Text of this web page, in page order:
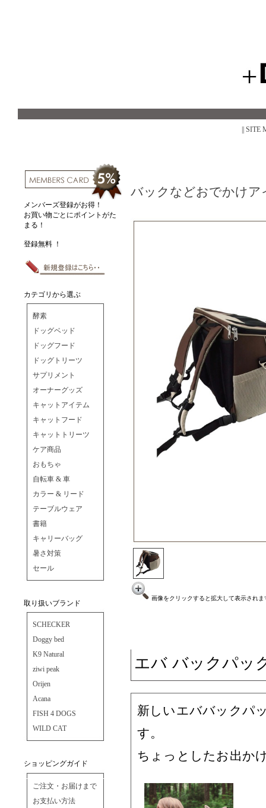
|| SITE
メンバーズ登録がお得！
お買い物ごとにポイントがた
まる！
登録無料 ！
カテゴリから選ぶ
酵素
ドッグベッド
ドッグフード
ドッグトリーツ
サプリメント
オーナーグッズ
キャットアイテム
キャットフード
キャットトリーツ
ケア商品
おもちゃ
自転車 & 車
カラー & リード
テーブルウェア
書籍
キャリーバッグ
暑さ対策
セール
取り扱いブランド
SCHECKER
Doggy bed
K9 Natural
ziwi peak
Orijen
Acana
FISH 4 DOGS
WILD CAT
ショッピングガイド
ご注文・お届けまで
お支払い方法
バックなどおでかけア
画像をクリックすると拡大して表示されま
エバ バックパッ
新しいエババックパ
す。
ちょっとしたお出か